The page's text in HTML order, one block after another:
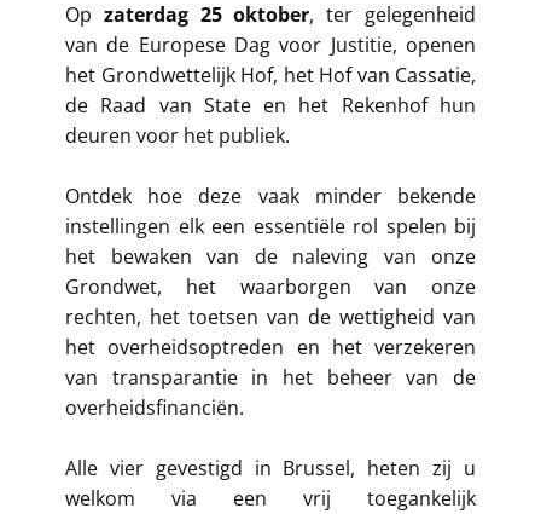
​​Op zaterdag 25 oktober, ter gelegenheid
van de Europese Dag voor Justitie, openen
het Grondwettelijk Hof, het Hof van Cassatie,
de Raad van State en het Rekenhof hun
deuren voor het publiek.
Ontdek hoe deze vaak minder bekende
instellingen elk een essentiële rol spelen bij
het bewaken van de naleving van onze
Grondwet, het waarborgen van onze
rechten, het toetsen van de wettigheid van
het overheidsoptreden en het verzekeren
van transparantie in het beheer van de
overheidsfinanciën.
Alle vier gevestigd in Brussel, heten zij u
welkom via een vrij toegankelijk